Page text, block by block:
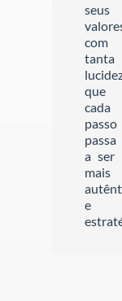
seus
com
tanta
que
cada
passo
passa
a ser
mais
e